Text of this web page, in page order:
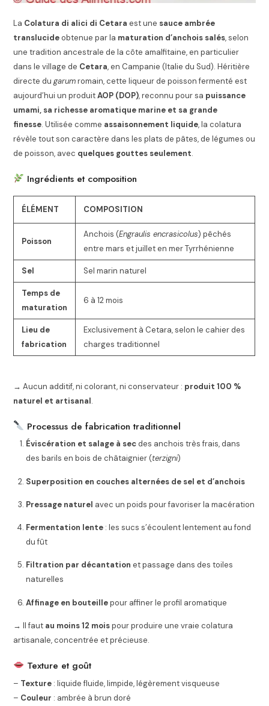
La Colatura di alici di Cetara est une sauce ambrée
translucideobtenue par la maturation d’anchois salés, selon
une tradition ancestrale de la côte amalfitaine, en particulier
dans le village de Cetara, en Campanie (Italie du Sud). Héritière
directe dugarumromain, cette liqueur de poisson fermenté est
aujourd’hui un produitAOP (DOP), reconnu pour sa puissance
umami, sa richesse aromatique marine et sa grande
finesse. Utilisée comme assaisonnement liquide, la colatura
révèle tout son caractère dans les plats de pâtes, de légumes ou
de poisson, avec quelques gouttes seulement.
Ingrédients et composition
ÉLÉMENT COMPOSITION
Poisson
Anchois (Engraulis encrasicolus) pêchés
entre mars et juillet en mer Tyrrhénienne
Sel Sel marin naturel
Temps de
maturation
6 à 12 mois
Lieu de
fabrication
Exclusivement à Cetara, selon le cahier des
charges traditionnel
→ Aucun additif, ni colorant, ni conservateur : produit 100 %
naturel et artisanal.
Processus de fabrication traditionnel
Éviscération et salage à secdes anchois très frais, dans
des barils en bois de châtaignier (terzigni)
Superposition en couches alternées de sel et d’anchois
Pressage naturel avec un poids pour favoriser la macération
Fermentation lente : les sucs s’écoulent lentement au fond
du fût
Filtration par décantation et passage dans des toiles
naturelles
Affinage en bouteillepour affiner le profil aromatique
→ Il faut au moins 12 moispour produire une vraie colatura
artisanale, concentrée et précieuse.
Texture et goût
– Texture : liquide fluide, limpide, légèrement visqueuse
– Couleur : ambrée à brun doré